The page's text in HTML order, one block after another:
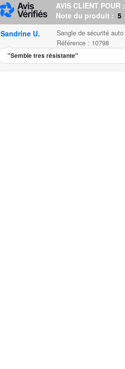
AVIS CLIENT POUR :
Note du produit : 5
Sandrine U.
Sangle de sécurité auto
Référence : 10798
"Semble tres résistante"